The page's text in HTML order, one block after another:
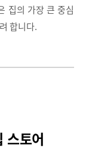
집의 가장 큰 중심
합니다.
스토어